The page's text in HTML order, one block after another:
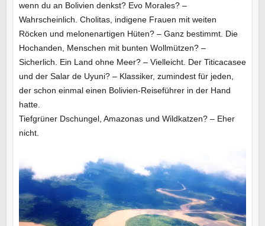
wenn du an Bolivien denkst? Evo Morales? –
Wahrscheinlich. Cholitas, indigene Frauen mit weiten
Röcken und melonenartigen Hüten? – Ganz bestimmt. Die
Hochanden, Menschen mit bunten Wollmützen? –
Sicherlich. Ein Land ohne Meer? – Vielleicht. Der Titicacasee
und der Salar de Uyuni? – Klassiker, zumindest für jeden,
der schon einmal einen Bolivien-Reiseführer in der Hand
hatte.
Tiefgrüner Dschungel, Amazonas und Wildkatzen? – Eher
nicht.